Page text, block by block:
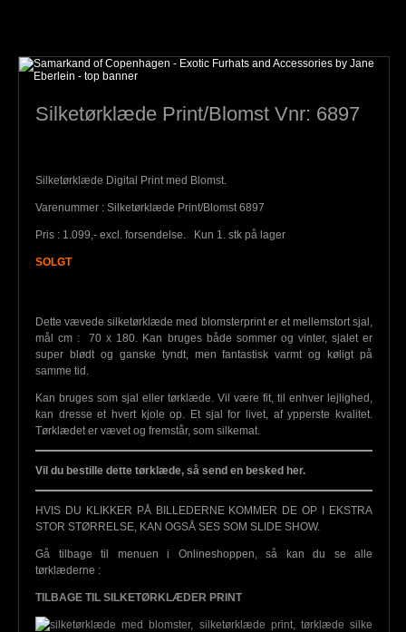
Silketørklæde Print/Blomst Vnr: 6897
Silketørklæde Digital Print med Blomst.
Varenummer : Silketørklæde Print/Blomst 6897
Pris : 1.099,- excl. forsendelse. Kun 1. stk på lager
SOLGT
Dette vævede silketørklæde med blomsterprint er et mellemstort sjal,
mål cm : 70 x 180. Kan bruges både sommer og vinter, sjalet er
super blødt og ganske tyndt, men fantastisk varmt og køligt på
samme tid.
Kan bruges som sjal eller tørklæde. Vil være fit, til enhver lejlighed,
kan dresse et hvert kjole op. Et sjal for livet, af ypperste kvalitet.
Tørklædet er vævet og fremstår, som silkemat.
Vil du bestille dette tørklæde, så send en besked her.
HVIS DU KLIKKER PÅ BILLEDERNE KOMMER DE OP I EKSTRA
STOR STØRRELSE, KAN OGSÅ SES SOM SLIDE SHOW.
Gå tilbage til menuen i Onlineshoppen, så kan du se alle
tørklæderne :
TILBAGE TIL SILKETØRKLÆDER PRINT